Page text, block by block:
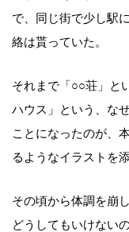
で、同じ街で少し駅
絡は貰っていた。
それまで「○○荘」と
ハウス」という、な
ことになったのが、
るようなイラストを
その頃から体調を崩
どうしてもいけない